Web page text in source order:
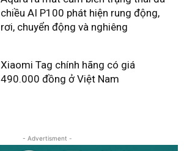
chiều AI P100 phát hiện rung động,
rơi, chuyển động và nghiêng
Xiaomi Tag chính hãng có giá
490.000 đồng ở Việt Nam
- Advertisment -